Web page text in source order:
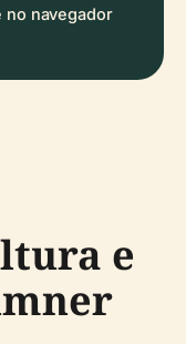
no navegador
e